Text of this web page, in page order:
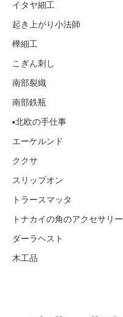
イタヤ細工
起き上がり小法師
樺細工
こぎん刺し
南部裂織
南部鉄瓶
▪︎北欧の手仕事
エーケルンド
ククサ
スリップオン
トラースマッタ
トナカイの角のアクセサリー
ダーラヘスト
木工品